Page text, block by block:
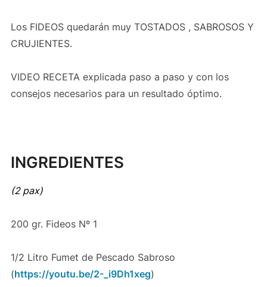
Los FIDEOS quedarán muy TOSTADOS , SABROSOS Y
CRUJIENTES.
VIDEO RECETA explicada paso a paso y con los
consejos necesarios para un resultado óptimo.
INGREDIENTES
(2 pax)
200 gr. Fideos Nº 1
1/2 Litro Fumet de Pescado Sabroso
(https://youtu.be/2-_i9Dh1xeg)